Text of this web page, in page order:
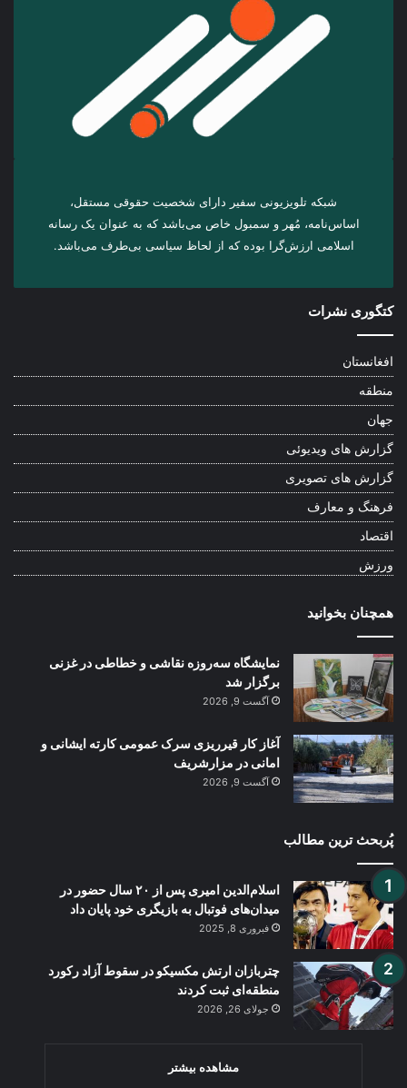
شبکه تلویزیونی سفیر دارای شخصیت حقوقی مستقل،
اساس‌نامه، مُهر و سمبول خاص می‌باشد که به عنوان یک رسانه
اسلامی ارزش‌گرا بوده که از لحاظ سیاسی بی‌طرف می‌باشد.
کتگوری نشرات
افغانستان
منطقه
جهان
گزارش های ویدیوئی
گزارش های تصویری
فرهنگ و معارف
اقتصاد
ورزش
همچنان بخوانید
نمایشگاه سه‌روزه نقاشی و خطاطی در غزنی
برگزار شد
آگست 9, 2026
آغاز کار قیرریزی سرک عمومی کارته ایشانی و
امانی در مزارشریف
آگست 9, 2026
پُربحث ترین مطالب
اسلام‌الدین امیری پس از ۲۰ سال حضور در
میدان‌های فوتبال به بازیگری خود پایان داد
فبروری 8, 2025
چتربازان ارتش مکسیکو در سقوط آزاد رکورد
منطقه‌ای ثبت کردند
جولای 26, 2026
مشاهده بیشتر